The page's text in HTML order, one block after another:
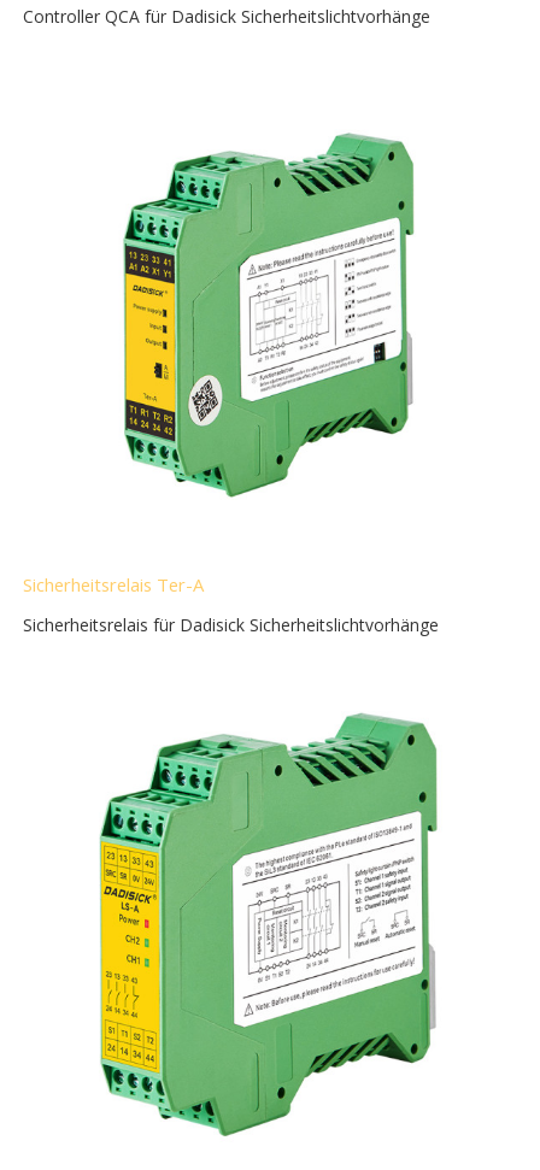
Controller QCA für Dadisick Sicherheitslichtvorhänge
Sicherheitsrelais Ter-A
Sicherheitsrelais für Dadisick Sicherheitslichtvorhänge